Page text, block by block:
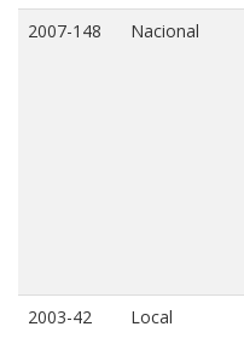
2007-148 Nacional
2003-42 Local